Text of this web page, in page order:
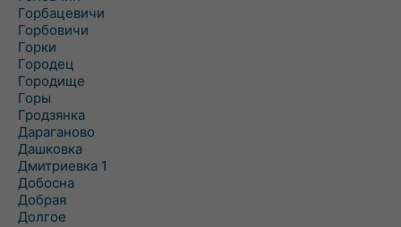
Горбацевичи
Горбовичи
Горки
Городец
Городище
Горы
Гродзянка
Дараганово
Дашковка
Дмитриевка 1
Добосна
Добрая
Долгое